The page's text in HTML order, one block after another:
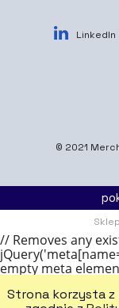
Strona korzysta z
LinkedIn
© 2021
// Removes any
empty meta
to the meta, with